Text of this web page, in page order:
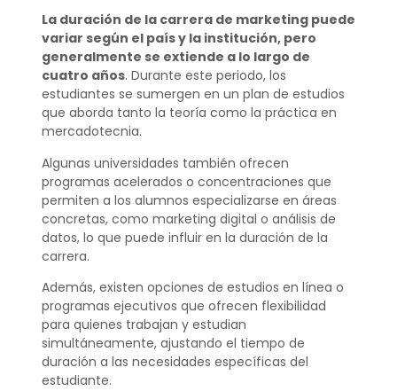
La duración de la carrera de marketing puede
variar según el país y la institución, pero
generalmente se extiende a lo largo de
cuatro años. Durante este periodo, los
estudiantes se sumergen en un plan de estudios
que aborda tanto la teoría como la práctica en
mercadotecnia.
Algunas universidades también ofrecen
programas acelerados o concentraciones que
permiten a los alumnos especializarse en áreas
concretas, como marketing digital o análisis de
datos, lo que puede influir en la duración de la
carrera.
Además, existen opciones de estudios en línea o
programas ejecutivos que ofrecen flexibilidad
para quienes trabajan y estudian
simultáneamente, ajustando el tiempo de
duración a las necesidades específicas del
estudiante.